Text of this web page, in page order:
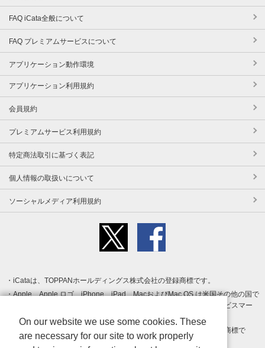
FAQ iCata全般について
FAQ プレミアムサービスについて
アプリケーション動作環境
アプリケーション利用規約
会員規約
プレミアムサービス利用規約
特定商法取引に基づく表記
個人情報の取扱いについて
ソーシャルメディア利用規約
iCataは、TOPPANホールディングス株式会社の登録商標です。
Apple、Apple ロゴ、iPhone、iPad、MacおよびMac OS は米国その他の国で
登録された Apple Inc. の商標です。App Store は Apple Inc. のサービスマー
クです。
Android、Google Play および Google Play ロゴ は Google LLC の商標で
す。
On our website we use some cookies. These
are necessary for our site to work properly